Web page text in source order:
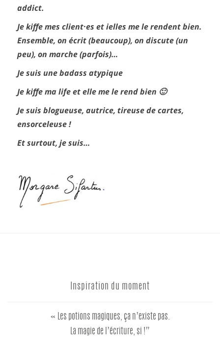
addict.
Je kiffe mes client·es et ielles me le rendent bien.
Ensemble, on écrit (beaucoup), on discute (un
peu), on marche (parfois)…
Je suis une badass atypique
Je kiffe ma life et elle me le rend bien 🙂
Je suis blogueuse, autrice, tireuse de cartes,
ensorceleuse !
Et surtout, je suis…
Inspiration du moment
« Les potions magiques, ça n’existe pas.
La magie de l’écriture, si !”